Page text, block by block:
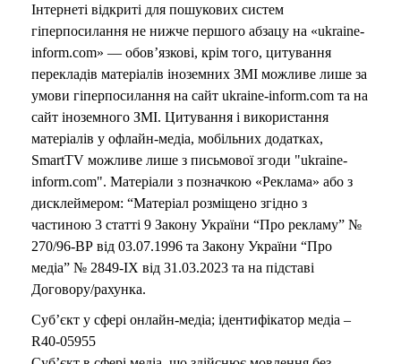
Інтернеті відкриті для пошукових систем
гіперпосилання не нижче першого абзацу на «ukraine-
inform.com» — обов’язкові, крім того, цитування
перекладів матеріалів іноземних ЗМІ можливе лише за
умови гіперпосилання на сайт ukraine-inform.com та на
сайт іноземного ЗМІ. Цитування і використання
матеріалів у офлайн-медіа, мобільних додатках,
SmartTV можливе лише з письмової згоди "ukraine-
inform.com". Матеріали з позначкою «Реклама» або з
дисклеймером: “Матеріал розміщено згідно з
частиною 3 статті 9 Закону України “Про рекламу” №
270/96-ВР від 03.07.1996 та Закону України “Про
медіа” № 2849-IX від 31.03.2023 та на підставі
Договору/рахунка.
Суб’єкт у сфері онлайн-медіа; ідентифікатор медіа –
R40-05955